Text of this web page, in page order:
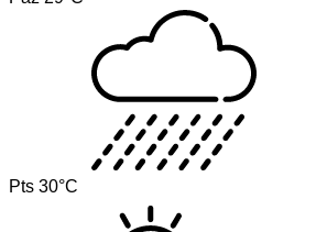
Pts 30°C